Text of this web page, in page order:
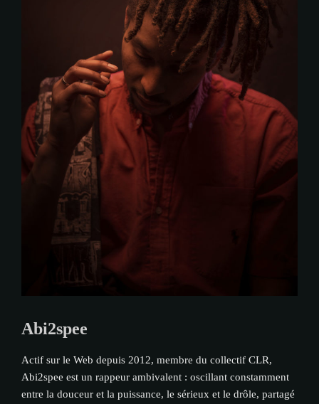
Abi2spee
Actif sur le Web depuis 2012, membre du collectif CLR,
Abi2spee est un rappeur ambivalent : oscillant constamment
entre la douceur et la puissance, le sérieux et le drôle, partagé